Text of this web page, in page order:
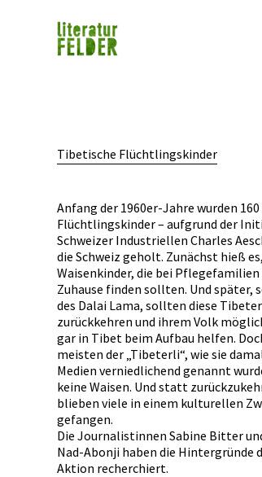
Tibetische Flüchtlingskinder
Anfang der 1960er-Jahre wurden
Flüchtlingskinder – aufgrund der
Schweizer Industriellen Charles
die Schweiz geholt. Zunächst hieß
Waisenkinder, die bei Pflegefamilien
Zuhause finden sollten. Und später,
des Dalai Lama, sollten diese Tibeter
zurückkehren und ihrem Volk
gar in Tibet beim Aufbau helfen.
meisten der „Tibeterli“, wie sie
Medien verniedlichend genannt
keine Waisen. Und statt
blieben viele in einem kulturellen
gefangen.
Die Journalistinnen Sabine Bitter
Nad-Abonji haben die Hintergründe
Aktion recherchiert.